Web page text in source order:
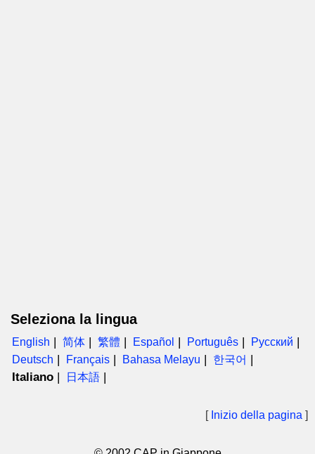
Seleziona la lingua
English 简体 繁體 Español Português
Русский
Deutsch
Français Bahasa Melayu 한국어
Italiano 日本語
[ Inizio della pagina ]